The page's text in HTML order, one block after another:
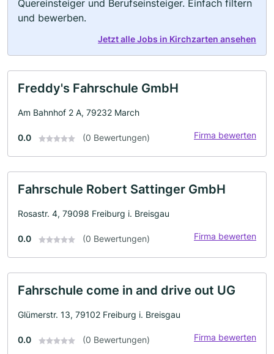
Quereinsteiger und Berufseinsteiger. Einfach filtern
und bewerben.
Jetzt alle Jobs in Kirchzarten ansehen
Freddy's Fahrschule GmbH
Am Bahnhof 2 A, 79232 March
0.0 (0 Bewertungen) Firma bewerten
Fahrschule Robert Sattinger GmbH
Rosastr. 4, 79098 Freiburg i. Breisgau
0.0 (0 Bewertungen) Firma bewerten
Fahrschule come in and drive out UG
Glümerstr. 13, 79102 Freiburg i. Breisgau
0.0 (0 Bewertungen) Firma bewerten